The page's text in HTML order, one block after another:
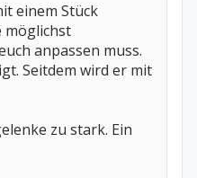
einem Stück
möglichst
anpassen muss.
Seitdem wird er mit
zu stark. Ein